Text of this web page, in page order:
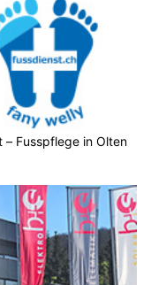
– Fusspflege in Olten